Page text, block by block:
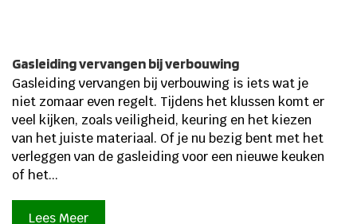
Gasleiding vervangen bij verbouwing
Gasleiding vervangen bij verbouwing is iets wat je
niet zomaar even regelt. Tijdens het klussen komt er
veel kijken, zoals veiligheid, keuring en het kiezen
van het juiste materiaal. Of je nu bezig bent met het
verleggen van de gasleiding voor een nieuwe keuken
of het...
Lees Meer